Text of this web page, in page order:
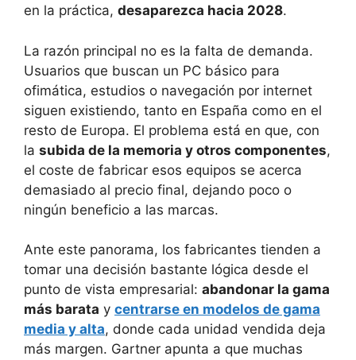
en la práctica, desaparezca hacia 2028.
La razón principal no es la falta de demanda.
Usuarios que buscan un PC básico para
ofimática, estudios o navegación por internet
siguen existiendo, tanto en España como en el
resto de Europa. El problema está en que, con
la subida de la memoria y otros componentes,
el coste de fabricar esos equipos se acerca
demasiado al precio final, dejando poco o
ningún beneficio a las marcas.
Ante este panorama, los fabricantes tienden a
tomar una decisión bastante lógica desde el
punto de vista empresarial: abandonar la gama
más barata y centrarse en modelos de gama
media y alta, donde cada unidad vendida deja
más margen. Gartner apunta a que muchas